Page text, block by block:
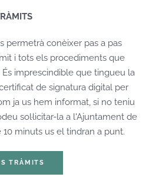
permetrà conèixer pas a pas
i tots els procediments que
imprescindible que tingueu la
de signatura digital per
ja us hem informat, si no teniu
sol·licitar-la a l'Ajuntament de
minuts us el tindran a punt.
TRÀMITS